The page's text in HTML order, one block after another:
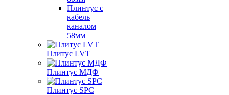
Плинтус с
кабель
каналом
58мм
Плитус LVT
Плинтус МДФ
Плинтус SPC